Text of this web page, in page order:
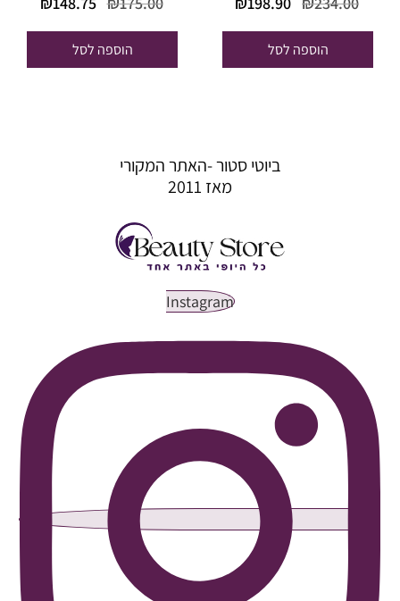
היה:
₪234.00.
הוספה לסל
היה:
₪175.00.
הוספה לסל
ביוטי סטור -האתר המקורי
מאז 2011
Instagram